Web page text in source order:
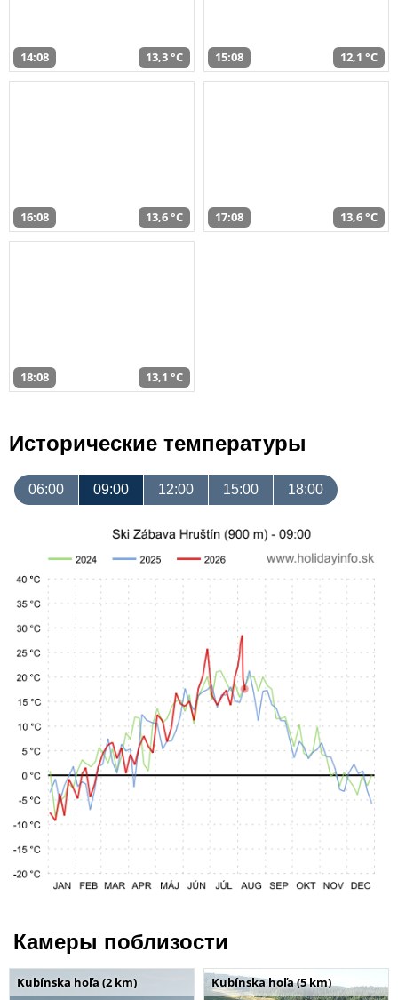
14:08 13,3 °C 15:08 12,1 °C
16:08 13,6 °C 17:08 13,6 °C
18:08 13,1 °C
Исторические температуры
06:00 09:00 12:00 15:00 18:00
Камеры поблизости
Kubínska hoľa (2 km) Kubínska hoľa (5 km)